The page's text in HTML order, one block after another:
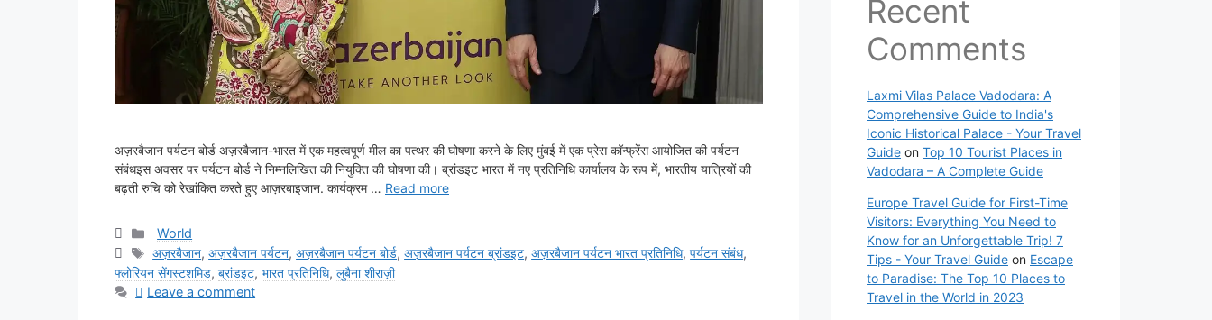
अज़रबैजान पर्यटन बोर्ड अज़रबैजान-भारत में एक महत्वपूर्ण मील का पत्थर की घोषणा करने के लिए मुंबई में एक प्रेस कॉन्फ्रेंस आयोजित की पर्यटन
संबंधइस अवसर पर पर्यटन बोर्ड ने निम्नलिखित की नियुक्ति की घोषणा की। ब्रांडइट भारत में नए प्रतिनिधि कार्यालय के रूप में, भारतीय यात्रियों की
बढ़ती रुचि को रेखांकित करते हुए आज़रबाइजान. कार्यक्रम … Read more
Categories
World
Tags
अज़रबैजान,अज़रबैजान पर्यटन,अज़रबैजान पर्यटन बोर्ड,अज़रबैजान पर्यटन ब्रांडइट,अज़रबैजान पर्यटन भारत प्रतिनिधि,पर्यटन संबंध,
फ्लोरियन सेंगस्टशमिड, ब्रांडइट, भारत प्रतिनिधि, लुबैना शीराज़ी
Leave a comment
Recent
Comments
Laxmi Vilas Palace Vadodara: A
Comprehensive Guide to India's
Iconic Historical Palace - Your Travel
Guide on Top 10 Tourist Places in
Vadodara – A Complete Guide
Europe Travel Guide for First-Time
Visitors: Everything You Need to
Know for an Unforgettable Trip! 7
Tips - Your Travel Guide on Escape
to Paradise: The Top 10 Places to
Travel in the World in 2023